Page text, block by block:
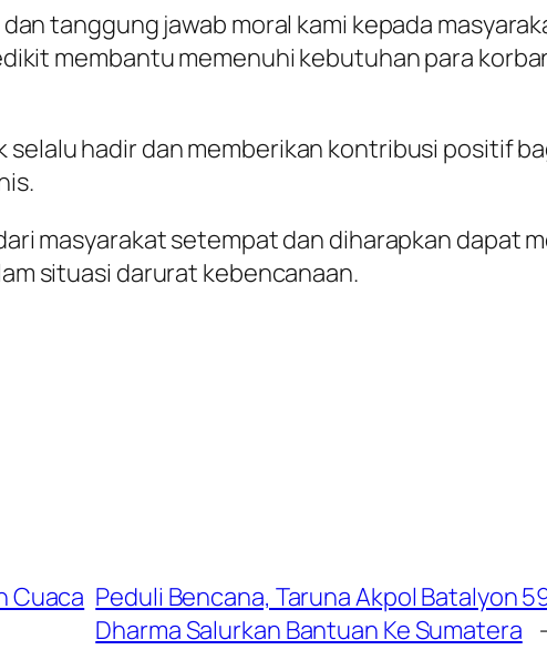
tanggung jawab moral kami kepada
membantu memenuhi kebutuhan para
hadir dan memberikan kontribusi positif
masyarakat setempat dan diharapkan dapat
situasi darurat kebencanaan.
Cuaca Peduli Bencana, Taruna Akpol Batalyon
Dharma Salurkan Bantuan Ke Sumatera